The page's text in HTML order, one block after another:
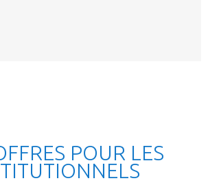
POUR LES